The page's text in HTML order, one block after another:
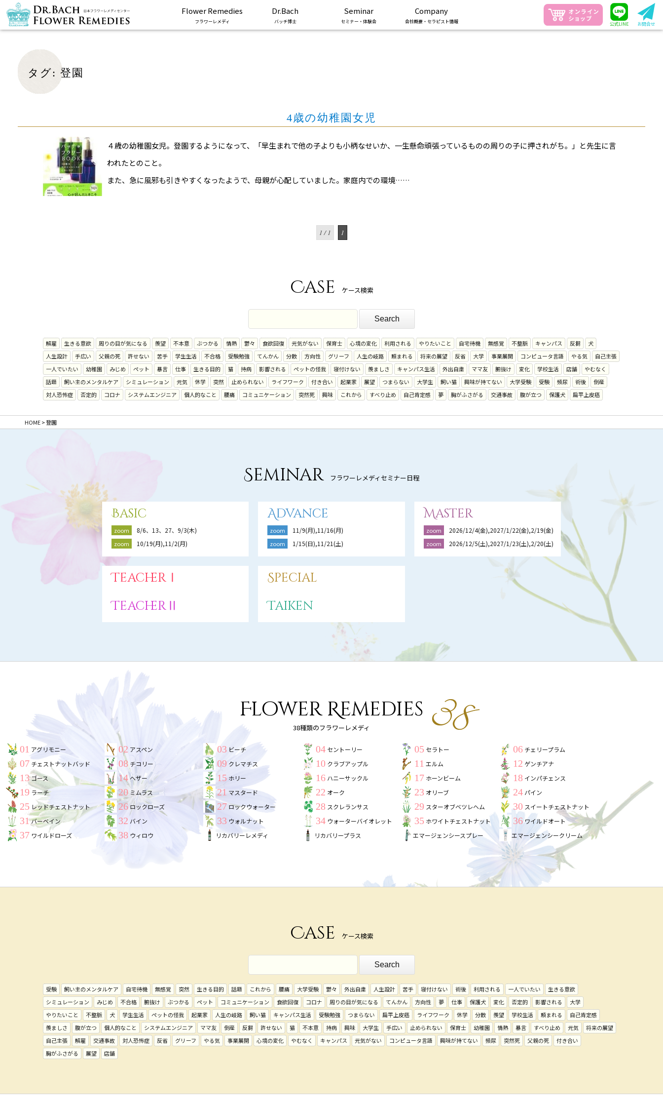
Flower Remedies
フラワーレメディ
Dr.Bach
バッチ博士
Seminar
セミナー・体験会
Company
会社概要・セラピスト情報 公式LINE お問合せ
タグ:登園
4歳の幼稚園女児
４歳の幼稚園女児。登園するようになって、「早生まれで他の子よりも小柄なせいか、一生懸命頑張っているものの周りの子に押されがち。」と先生に言
われたとのこと。
また、急に風邪も引きやすくなったようで、母親が心配していました。家庭内での環境……
1 / 1 1
Case ケース検索
解雇 生きる意欲 周りの目が気になる 羨望 不本意 ぶつかる 情熱 鬱々 食欲回復 元気がない 保育士 心境の変化 利用される やりたいこと 自宅待機 無感覚 不整脈 キャンパス 反芻
犬
人生設計
手広い 父親の死 許せない 苦手 学生生活 不合格 受験勉強 てんかん 分散 方向性 グリーフ 人生の岐路 頼まれる 将来の展望 反省 大学 事業展開 コンピュータ言語 やる気
自己主張
一人でいたい
幼稚園 みじめ ペット 暴言 仕事 生きる目的 猫 持病 影響される ペットの怪我 寝付けない 羨ましさ キャンパス生活 外出自粛 ママ友 腑抜け 変化 学校生活 店舗
やむなく
話題
飼い主のメンタルケア シミュレーション 元気 休学 突然 止められない ライフワーク 付き合い 起業家 展望 つまらない 大学生 飼い猫 興味が持てない 大学受験 受験 頻尿 術後
倒産
対人恐怖症
否定的 コロナ システムエンジニア 個人的なこと 腰痛 コミュニケーション 突然死 興味 これから すべり止め 自己肯定感 夢 胸がふさがる 交通事故 腹が立つ 保護犬 扁平上皮癌
HOME>登園
Seminarフラワーレメディセミナー日程
Basic
zoom 8/6、13、27、9/3(木)
zoom 10/19(月),11/2(月)
Advance
zoom 11/9(月),11/16(月)
zoom 1/15(日),11/21(土)
Master
zoom 2026/12/4(金),2027/1/22(金),2/19(金)
zoom 2026/12/5(土),2027/1/23(土),2/20(土)
TeacherⅠ
TeacherⅡ
Special
Taiken
Flower Remedies
38種類のフラワーレメディ
01 アグリモニー 02 アスペン 03 ビーチ 04 セントーリー 05 セラトー 06 チェリープラム
07 チェストナットバッド 08 チコリー 09 クレマチス 10 クラブアップル 11 エルム 12 ゲンチアナ
13ゴース 14 ヘザー 15 ホリー 16 ハニーサックル 17 ホーンビーム 18 インパチェンス
19 ラーチ 20 ミムラス 21 マスタード 22 オーク 23 オリーブ 24 パイン
25 レッドチェストナット 26 ロックローズ 27 ロックウォーター 28 スクレランサス 29 スターオブベツレヘム 30 スイートチェストナット
31バーベイン 32 バイン 33 ウォルナット 34 ウォーターバイオレット 35 ホワイトチェストナット 36ワイルドオート
37 ワイルドローズ 38 ウィロウ リカバリーレメディ リカバリープラス エマージェンシースプレー エマージェンシークリーム
Case ケース検索
受験 飼い主のメンタルケア 自宅待機 無感覚 突然 生きる目的 話題 これから 腰痛 大学受験 鬱々 外出自粛 人生設計 苦手 寝付けない 術後 利用される 一人でいたい
生きる意欲
シミュレーション
みじめ 不合格 腑抜け ぶつかる ペット コミュニケーション 食欲回復 コロナ 周りの目が気になる てんかん 方向性 夢 仕事 保護犬 変化 否定的 影響される
大学
やりたいこと
不整脈 犬 学生生活 ペットの怪我 起業家 人生の岐路 飼い猫 キャンパス生活 受験勉強 つまらない 扁平上皮癌 ライフワーク 休学 分散 羨望 学校生活 頼まれる
自己肯定感
羨ましさ
腹が立つ 個人的なこと システムエンジニア ママ友 倒産 反芻 許せない 猫 不本意 持病 興味 大学生 手広い 止められない 保育士 幼稚園 情熱 暴言 すべり止め 元気
将来の展望
自己主張
解雇 交通事故 対人恐怖症 反省 グリーフ やる気 事業展開 心境の変化 やむなく キャンパス 元気がない コンピュータ言語 興味が持てない 頻尿 突然死 父親の死
付き合い
胸がふさがる
展望 店舗